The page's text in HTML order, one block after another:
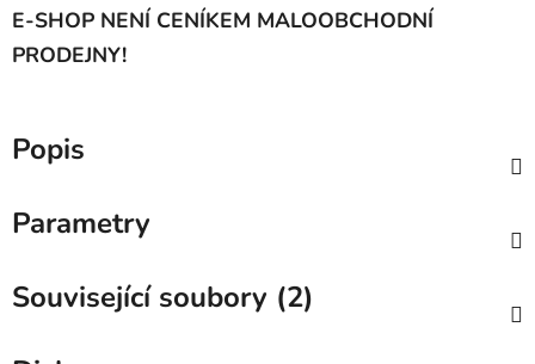
E-SHOP NENÍ CENÍKEM MALOOBCHODNÍ
PRODEJNY!
Popis
Parametry
Související soubory (2)